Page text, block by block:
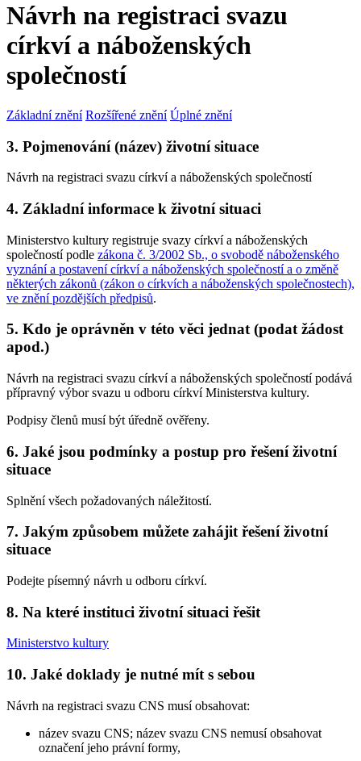
Návrh na registraci svazu
církví a náboženských
společností
Základní znění Rozšířené znění Úplné znění
3. Pojmenování (název) životní situace
Návrh na registraci svazu církví a náboženských společností
4. Základní informace k životní situaci
Ministerstvo kultury registruje svazy církví a náboženských
společností podle zákona č. 3/2002 Sb., o svobodě náboženského
vyznání a postavení církví a náboženských společností a o změně
některých zákonů (zákon o církvích a náboženských společnostech),
ve znění pozdějších předpisů.
5. Kdo je oprávněn v této věci jednat (podat žádost
apod.)
Návrh na registraci svazu církví a náboženských společností podává
přípravný výbor svazu u odboru církví Ministerstva kultury.
Podpisy členů musí být úředně ověřeny.
6. Jaké jsou podmínky a postup pro řešení životní
situace
Splnění všech požadovaných náležitostí.
7. Jakým způsobem můžete zahájit řešení životní
situace
Podejte písemný návrh u odboru církví.
8. Na které instituci životní situaci řešit
Ministerstvo kultury
10. Jaké doklady je nutné mít s sebou
Návrh na registraci svazu CNS musí obsahovat:
název svazu CNS; název svazu CNS nemusí obsahovat
označení jeho právní formy,